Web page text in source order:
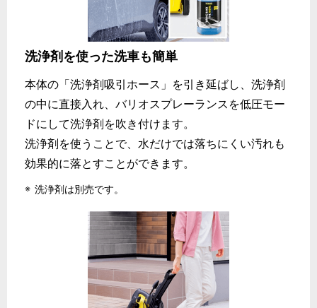
洗浄剤を使った洗車も簡単
本体の「洗浄剤吸引ホース」を引き延ばし、洗浄剤
の中に直接入れ、バリオスプレーランスを低圧モー
ドにして洗浄剤を吹き付けます。
洗浄剤を使うことで、水だけでは落ちにくい汚れも
効果的に落とすことができます。
洗浄剤は別売です。